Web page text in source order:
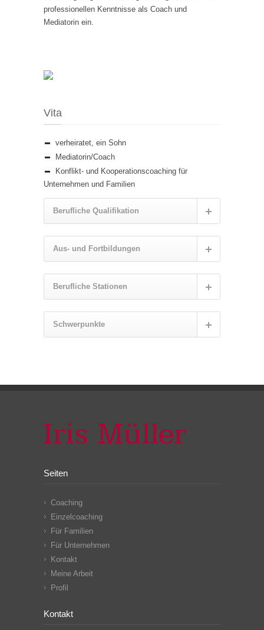
professionellen Kenntnisse als Coach und
Mediatorin ein.
Vita
verheiratet, ein Sohn
Mediatorin/Coach
Konflikt- und Kooperationscoaching für
Unternehmen und Familien
Berufliche Qualifikation
Aus- und Fortbildungen
Berufliche Stationen
Schwerpunkte
Seiten
Coaching
Einzelcoaching
Für Familien
Für Unternehmen
Kontakt
Meine Arbeit
Profil
Kontakt